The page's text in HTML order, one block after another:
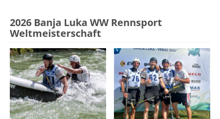
2026 Banja Luka WW Rennsport
Weltmeisterschaft